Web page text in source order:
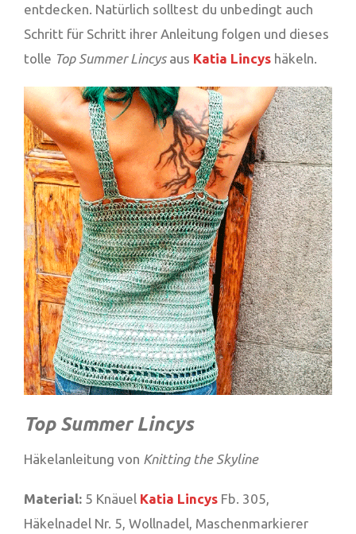
entdecken. Natürlich solltest du unbedingt auch
Schritt für Schritt ihrer Anleitung folgen und dieses
tolle Top Summer Lincysaus Katia Lincys häkeln.
Top Summer Lincys
Häkelanleitung von Knitting the Skyline
Material: 5 Knäuel Katia Lincys Fb. 305,
Häkelnadel Nr. 5, Wollnadel, Maschenmarkierer